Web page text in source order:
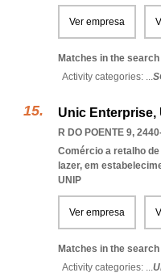
Ver empresa
Matches in the
Activity categories: ...
Unic Enterprise,
R DO POENTE 9,
Comércio a retalho
lazer, em
UNIP
Ver empresa
Matches in the
Activity categories: ...